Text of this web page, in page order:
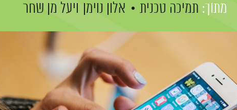
מתוך: תמיכה טכנית אלון נוימן ויעל מן שחר